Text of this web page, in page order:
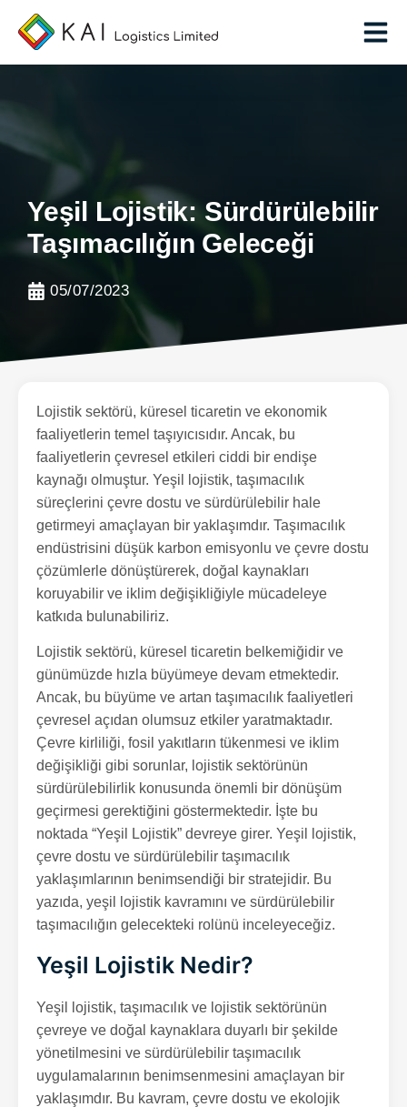
Yeşil Lojistik: Sürdürülebilir
Taşımacılığın Geleceği
05/07/2023
Lojistik sektörü, küresel ticaretin ve ekonomik
faaliyetlerin temel taşıyıcısıdır. Ancak, bu
faaliyetlerin çevresel etkileri ciddi bir endişe
kaynağı olmuştur. Yeşil lojistik, taşımacılık
süreçlerini çevre dostu ve sürdürülebilir hale
getirmeyi amaçlayan bir yaklaşımdır. Taşımacılık
endüstrisini düşük karbon emisyonlu ve çevre dostu
çözümlerle dönüştürerek, doğal kaynakları
koruyabilir ve iklim değişikliğiyle mücadeleye
katkıda bulunabiliriz.
Lojistik sektörü, küresel ticaretin belkemiğidir ve
günümüzde hızla büyümeye devam etmektedir.
Ancak, bu büyüme ve artan taşımacılık faaliyetleri
çevresel açıdan olumsuz etkiler yaratmaktadır.
Çevre kirliliği, fosil yakıtların tükenmesi ve iklim
değişikliği gibi sorunlar, lojistik sektörünün
sürdürülebilirlik konusunda önemli bir dönüşüm
geçirmesi gerektiğini göstermektedir. İşte bu
noktada “Yeşil Lojistik” devreye girer. Yeşil lojistik,
çevre dostu ve sürdürülebilir taşımacılık
yaklaşımlarının benimsendiği bir stratejidir. Bu
yazıda, yeşil lojistik kavramını ve sürdürülebilir
taşımacılığın gelecekteki rolünü inceleyeceğiz.
Yeşil Lojistik Nedir?
Yeşil lojistik, taşımacılık ve lojistik sektörünün
çevreye ve doğal kaynaklara duyarlı bir şekilde
yönetilmesini ve sürdürülebilir taşımacılık
uygulamalarının benimsenmesini amaçlayan bir
yaklaşımdır. Bu kavram, çevre dostu ve ekolojik